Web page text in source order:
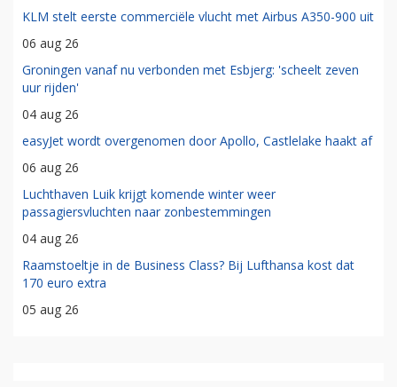
KLM stelt eerste commerciële vlucht met Airbus A350-900 uit
06 aug 26
Groningen vanaf nu verbonden met Esbjerg: 'scheelt zeven
uur rijden'
04 aug 26
easyJet wordt overgenomen door Apollo, Castlelake haakt af
06 aug 26
Luchthaven Luik krijgt komende winter weer
passagiersvluchten naar zonbestemmingen
04 aug 26
Raamstoeltje in de Business Class? Bij Lufthansa kost dat
170 euro extra
05 aug 26